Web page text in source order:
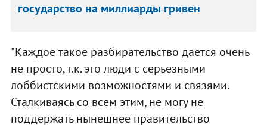
государство на миллиарды гривен
"Каждое такое разбирательство дается очень
не просто, т.к. это люди с серьезными
лоббистскими возможностями и связями.
Сталкиваясь со всем этим, не могу не
поддержать нынешнее правительство